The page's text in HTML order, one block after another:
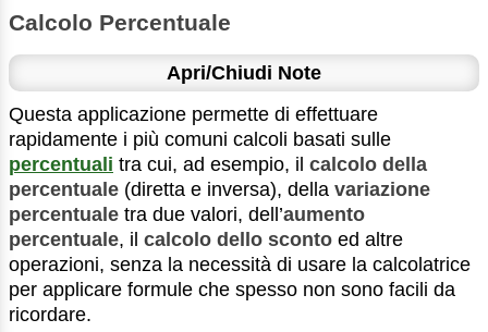
Calcolo Percentuale
Apri/Chiudi Note
Questa applicazione permette di effettuare
rapidamente i più comuni calcoli basati sulle
percentuali tra cui, ad esempio, il calcolo della
percentuale (diretta e inversa), della variazione
percentuale tra due valori, dell’aumento
percentuale, il calcolo dello sconto ed altre
operazioni, senza la necessità di usare la calcolatrice
per applicare formule che spesso non sono facili da
ricordare.